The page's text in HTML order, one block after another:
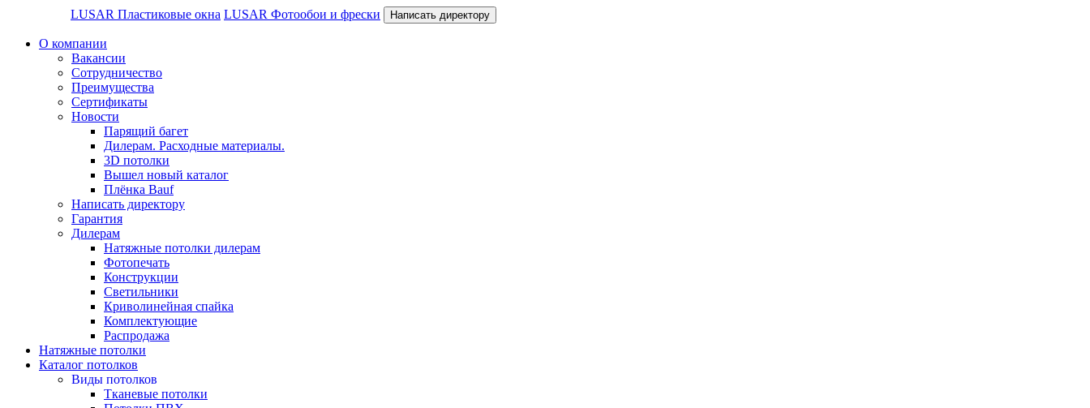
LUSAR Пластиковые окна LUSAR Фотообои и фрески Написать директору
О компании
Вакансии
Сотрудничество
Преимущества
Сертификаты
Новости
Парящий багет
Дилерам. Расходные материалы.
3D потолки
Вышел новый каталог
Плёнка Bauf
Написать директору
Гарантия
Дилерам
Натяжные потолки дилерам
Фотопечать
Конструкции
Светильники
Криволинейная спайка
Комплектующие
Распродажа
Натяжные потолки
Каталог потолков
Виды потолков
Тканевые потолки